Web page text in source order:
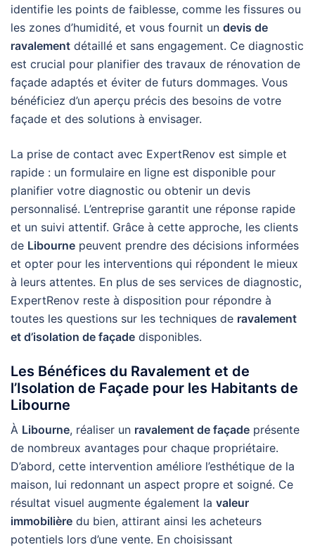
identifie les points de faiblesse, comme les fissures ou
les zones d’humidité, et vous fournit un devis de
ravalement détaillé et sans engagement. Ce diagnostic
est crucial pour planifier des travaux de rénovation de
façade adaptés et éviter de futurs dommages. Vous
bénéficiez d’un aperçu précis des besoins de votre
façade et des solutions à envisager.
La prise de contact avec ExpertRenov est simple et
rapide : un formulaire en ligne est disponible pour
planifier votre diagnostic ou obtenir un devis
personnalisé. L’entreprise garantit une réponse rapide
et un suivi attentif. Grâce à cette approche, les clients
de Libourne peuvent prendre des décisions informées
et opter pour les interventions qui répondent le mieux
à leurs attentes. En plus de ses services de diagnostic,
ExpertRenov reste à disposition pour répondre à
toutes les questions sur les techniques de ravalement
et d’isolation de façade disponibles.
Les Bénéfices du Ravalement et de
l’Isolation de Façade pour les Habitants de
Libourne
À Libourne, réaliser un ravalement de façade présente
de nombreux avantages pour chaque propriétaire.
D’abord, cette intervention améliore l’esthétique de la
maison, lui redonnant un aspect propre et soigné. Ce
résultat visuel augmente également la valeur
immobilière du bien, attirant ainsi les acheteurs
potentiels lors d’une vente. En choisissant